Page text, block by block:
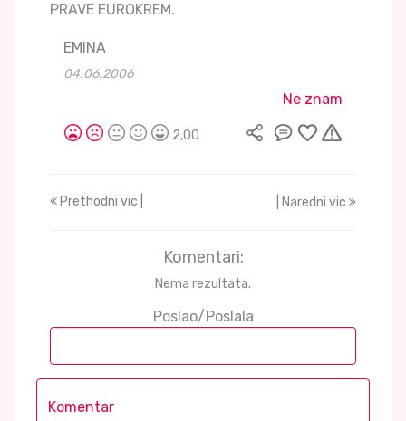
PRAVE EUROKREM.
EMINA
04.06.2006
Ne znam
2,00
Prethodni vic | | Naredni vic
Komentari:
Nema rezultata.
Poslao/Poslala